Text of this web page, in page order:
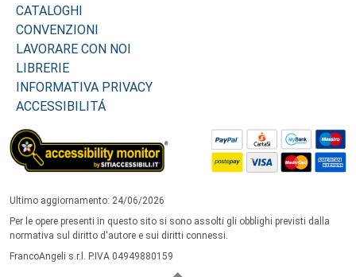
CATALOGHI
CONVENZIONI
LAVORARE CON NOI
LIBRERIE
INFORMATIVA PRIVACY
ACCESSIBILITÁ
Ultimo aggiornamento: 24/06/2026
Per le opere presenti in questo sito si sono assolti gli obblighi previsti dalla
normativa sul diritto d'autore e sui diritti connessi.
FrancoAngeli s.r.l. P.IVA 04949880159